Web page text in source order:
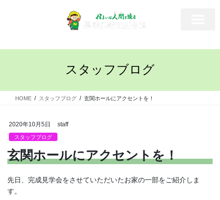
スタッフブログ
HOME スタッフブログ 玄関ホールにアクセントを！
2020年10月5日 staff
スタッフブログ
玄関ホールにアクセントを！
先日、完成見学会をさせていただいたお家の一部をご紹介しま
す。